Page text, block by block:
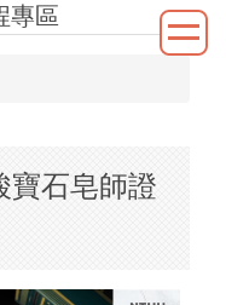
專區
寶石皂師證